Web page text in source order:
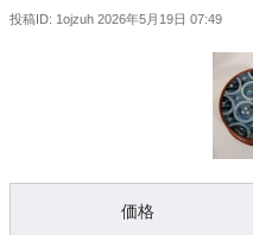
投稿ID: 1ojzuh 2026年5月19日 07:49
価格